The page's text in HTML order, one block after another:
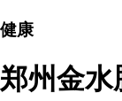
健康
郑州金